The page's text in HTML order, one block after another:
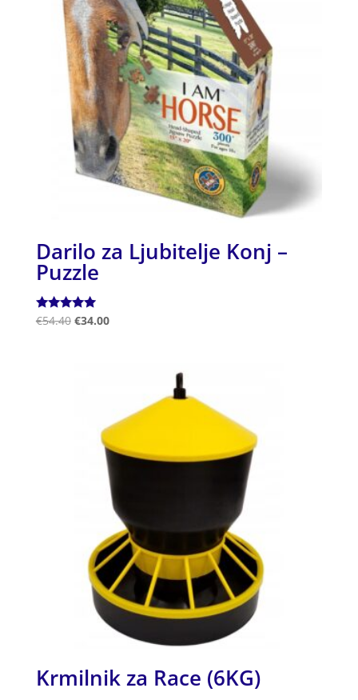
Darilo za Ljubitelje Konj –
Puzzle
Ocenjeno
€54.40 €34.00
Krmilnik za Race (6KG)